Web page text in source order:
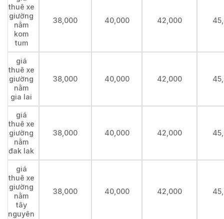
thuê xe
giường
nằm
kom
tum
38,000 40,000 42,000
giá
thuê xe
giường
nằm
gia lai
38,000 40,000 42,000
giá
thuê xe
giường
nằm
đak lak
38,000 40,000 42,000
giá
thuê xe
giường
nằm
tây
nguyên
38,000 40,000 42,000